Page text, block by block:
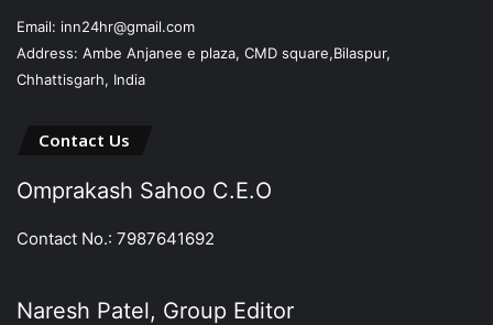
Email: inn24hr@gmail.com
Address: Ambe Anjanee e plaza, CMD square,Bilaspur,
Chhattisgarh, India
Contact Us
Omprakash Sahoo C.E.O
Contact No.: 7987641692
Naresh Patel, Group Editor